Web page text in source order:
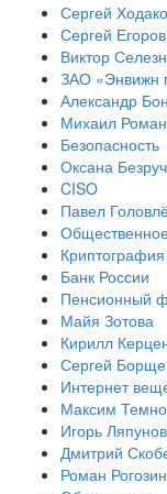
Сергей
Сергей Егоров
Виктор
ЗАО «Энвижн
Александр
Михаил
Безопасность
Оксана
CISO
Павел
Криптография
Банк России
Пенсионный
Майя Зотова
Кирилл
Сергей
Интернет
Максим
Игорь Ляпунов
Дмитрий
Роман Рогозин